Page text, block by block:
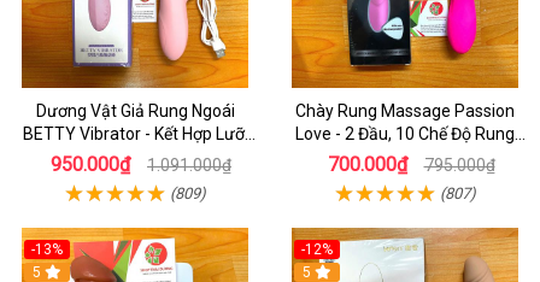
Dương Vật Giả Rung Ngoái
BETTY Vibrator - Kết Hợp Lưỡi
Liếm 2 Đầu Và Toả Nhiệt
950.000₫ 1.091.000₫
(809)
Chày Rung Massage Passion
Love - 2 Đầu, 10 Chế Độ Rung
Cực Mạnh
700.000₫ 795.000₫
(807)
-13%
5
-12%
5